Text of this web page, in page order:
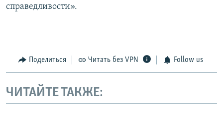
справедливости».
Поделиться Читать без VPN Follow us
ЧИТАЙТЕ ТАКЖЕ: